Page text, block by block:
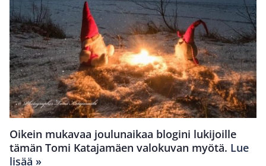
Oikein mukavaa joulunaikaa blogini lukijoille
tämän Tomi Katajamäen valokuvan myötä. Lue
lisää »